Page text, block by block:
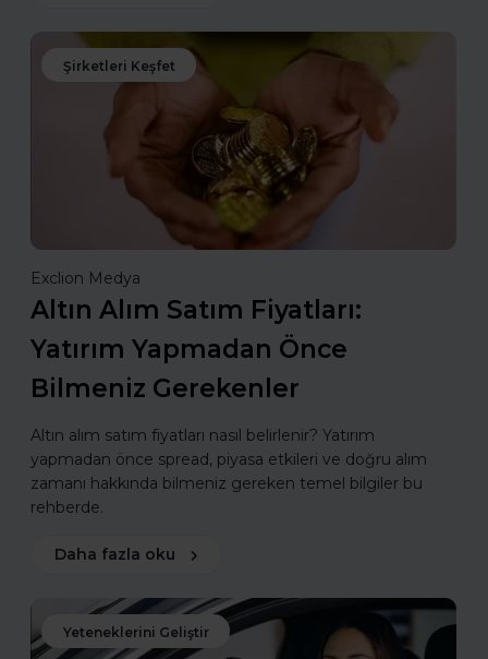
Şirketleri Keşfet
Exclion Medya
Altın Alım Satım Fiyatları:
Yatırım Yapmadan Önce
Bilmeniz Gerekenler
Altın alım satım fiyatları nasıl belirlenir? Yatırım
yapmadan önce spread, piyasa etkileri ve doğru alım
zamanı hakkında bilmeniz gereken temel bilgiler bu
rehberde.
Daha fazla oku
Yeteneklerini Geliştir